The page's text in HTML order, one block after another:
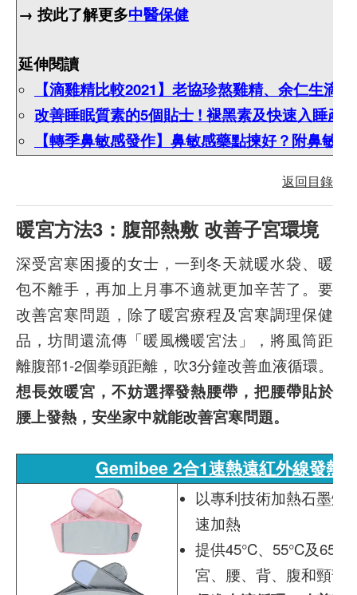
→ 按此了解更多中醫保健
延伸閱讀
【滴雞精比較2021】老協珍熬雞精、余仁生滴
改善睡眠質素的5個貼士 ! 褪黑素及快速入睡產
【轉季鼻敏感發作】鼻敏感藥點揀好？附鼻敏
返回目錄
暖宮方法3：腹部熱敷 改善子宮環境
深受宮寒困擾的女士，一到冬天就暖水袋、暖
包不離手，再加上月事不適就更加辛苦了。要
改善宮寒問題，除了暖宮療程及宮寒調理保健
品，坊間還流傳「暖風機暖宮法」，將風筒距
離腹部1-2個拳頭距離，吹3分鐘改善血液循環。
想長效暖宮，不妨選擇發熱腰帶，把腰帶貼於
腰上發熱，安坐家中就能改善宮寒問題。
Gemibee 2合1速熱遠紅外線發熱
以專利技術加熱石墨烯
速加熱
提供45°C、55°C及
宮、腰、背、腹和頸部